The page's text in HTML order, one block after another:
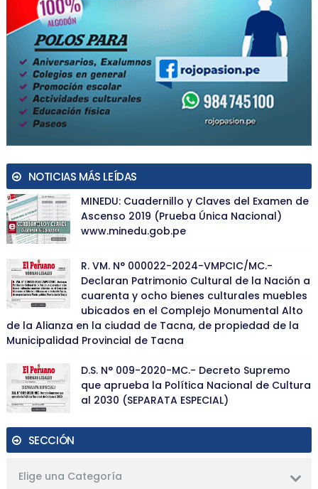
NOTICIAS MÁS LEÍDAS
MINEDU: Cuadernillo y Claves del Examen de
Ascenso 2019 (Prueba Única Nacional)
www.minedu.gob.pe
R. VM. N° 000022-2024-VMPCIC/MC.-
Declaran Patrimonio Cultural de la Nación a
cuarenta y ocho bienes culturales muebles
ubicados en el Complejo Monumental Alto
de la Alianza en la ciudad de Tacna, de propiedad de la
Municipalidad Provincial de Tacna
D.S. N° 009-2020-MC.- Decreto Supremo
que aprueba la Política Nacional de Cultura
al 2030 (SEPARATA ESPECIAL)
SECCIÓN
Elige una Categoría